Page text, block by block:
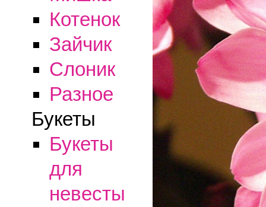
Котенок
Зайчик
Слоник
Разное
Букеты
Букеты
для
невесты